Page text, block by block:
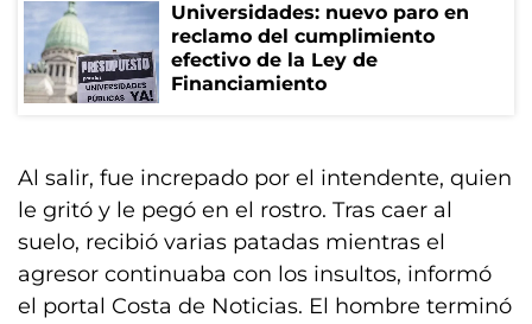
Universidades: nuevo paro en
reclamo del cumplimiento
efectivo de la Ley de
Financiamiento
Al salir, fue increpado por el intendente, quien
le gritó y le pegó en el rostro. Tras caer al
suelo, recibió varias patadas mientras el
agresor continuaba con los insultos, informó
el portal Costa de Noticias. El hombre terminó